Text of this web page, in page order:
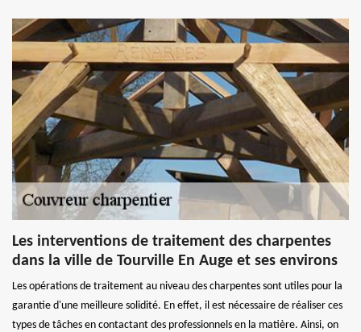
Les interventions de traitement des charpentes
dans la ville de Tourville En Auge et ses environs
Les opérations de traitement au niveau des charpentes sont utiles pour la
garantie d'une meilleure solidité. En effet, il est nécessaire de réaliser ces
types de tâches en contactant des professionnels en la matière. Ainsi, on